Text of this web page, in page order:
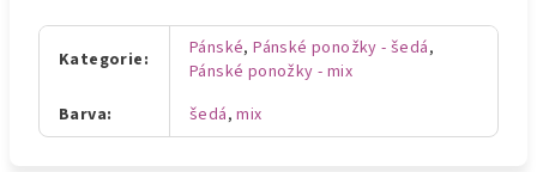
Kategorie: Pánské,Pánské ponožky - šedá,
Pánské ponožky - mix
Barva: šedá,mix